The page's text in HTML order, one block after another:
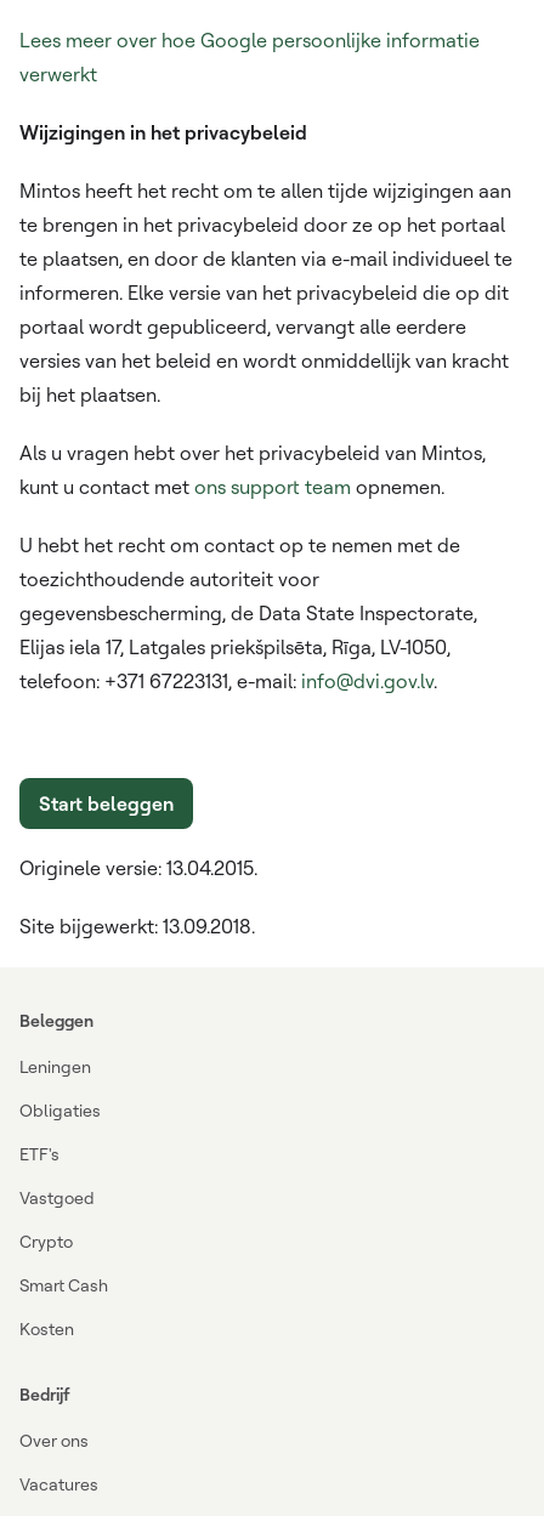
Lees meer over hoe Google persoonlijke informatie
verwerkt
Wijzigingen in het privacybeleid
Mintos heeft het recht om te allen tijde wijzigingen aan
te brengen in het privacybeleid door ze op het portaal
te plaatsen, en door de klanten via e-mail individueel te
informeren. Elke versie van het privacybeleid die op dit
portaal wordt gepubliceerd, vervangt alle eerdere
versies van het beleid en wordt onmiddellijk van kracht
bij het plaatsen.
Als u vragen hebt over het privacybeleid van Mintos,
kunt u contact met ons support team opnemen.
U hebt het recht om contact op te nemen met de
toezichthoudende autoriteit voor
gegevensbescherming, de Data State Inspectorate,
Elijas iela 17, Latgales priekšpilsēta, Rīga, LV-1050,
telefoon: +371 67223131, e-mail: info@dvi.gov.lv.
Start beleggen
Originele versie: 13.04.2015.
Site bijgewerkt: 13.09.2018.
Beleggen
Leningen
Obligaties
ETF's
Vastgoed
Crypto
Smart Cash
Kosten
Bedrijf
Over ons
Vacatures